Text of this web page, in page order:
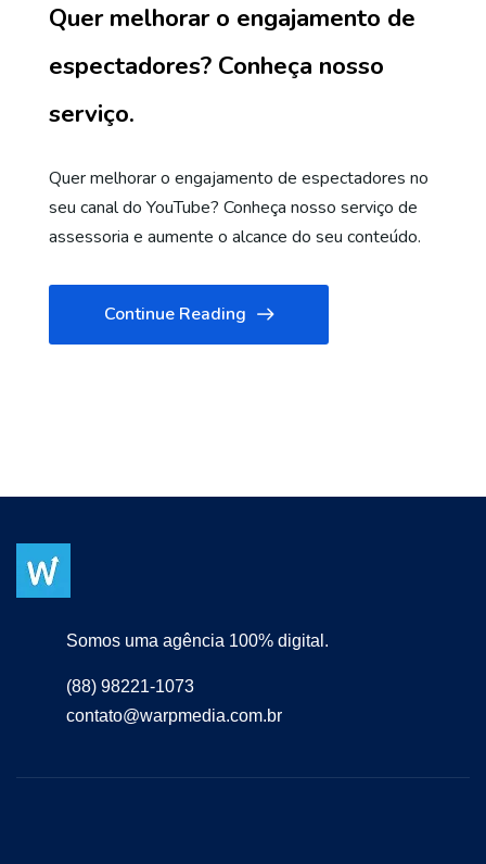
Quer melhorar o engajamento de
espectadores? Conheça nosso
serviço.
Quer melhorar o engajamento de espectadores no
seu canal do YouTube? Conheça nosso serviço de
assessoria e aumente o alcance do seu conteúdo.
Continue Reading
Somos uma agência 100% digital.
(88) 98221-1073
contato@warpmedia.com.br